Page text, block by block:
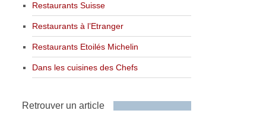
Restaurants Suisse
Restaurants à l’Etranger
Restaurants Etoilés Michelin
Dans les cuisines des Chefs
Retrouver un article